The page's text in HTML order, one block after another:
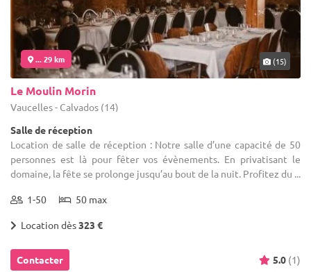
... 29 km (15)
Le Moulin Morin
Vaucelles - Calvados (14)
Salle de réception
Location de salle de réception : Notre salle d’une capacité de 50
personnes est là pour fêter vos évènements. En privatisant le
domaine, la fête se prolonge jusqu’au bout de la nuit. Profitez du ...
1-50 50 max
Location dès323 €
Contacter 5.0 (1)